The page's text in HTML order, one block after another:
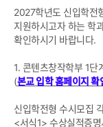
2027학년도 신입학전
지원하시고자 하는 학
확인하시기 바랍니다.
1. 콘텐츠창작학부 1
(본교 입학 홈페이지 확
신입학전형 수시모집
<서식1> 수상실적증명